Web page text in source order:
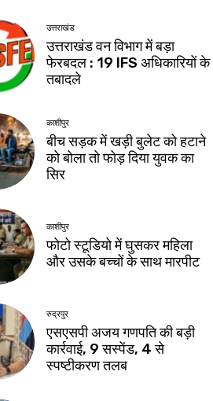
उत्तराखंड
उत्तराखंड वन विभाग में बड़ा
फेरबदल : 19 IFS अधिकारियों के
तबादले
काशीपुर
बीच सड़क में खड़ी बुलेट को हटाने
को बोला तो फोड़ दिया युवक का
सिर
काशीपुर
फोटो स्टूडियो में घुसकर महिला
और उसके बच्चों के साथ मारपीट
रुद्रपुर
एसएसपी अजय गणपति की बड़ी
कार्रवाई, 9 सस्पेंड, 4 से
स्पष्टीकरण तलब